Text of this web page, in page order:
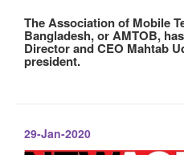
The Association of Mobile
Bangladesh, or AMTOB,
Director and CEO Mahtab
president.
29-Jan-2020